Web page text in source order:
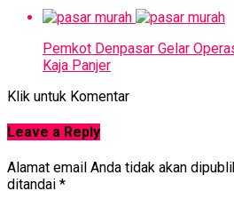
Pemkot Denpasar Gelar
Kaja Panjer
Klik untuk Komentar
Leave a Reply
Alamat email Anda tidak akan
ditandai *